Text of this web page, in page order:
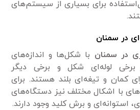
برای بسیاری از سیستم‌های
در سمنان
در سمنان با شکل‌ها و اندازه‌های
برخی لوله‌ای شکل و برخی دیگر
کمان و تیغه‌ای بلند هستند. برای
با اشکال مختلف نیز دستگاه‌های
استوانه‌ای و برش کلید وجود دارند.